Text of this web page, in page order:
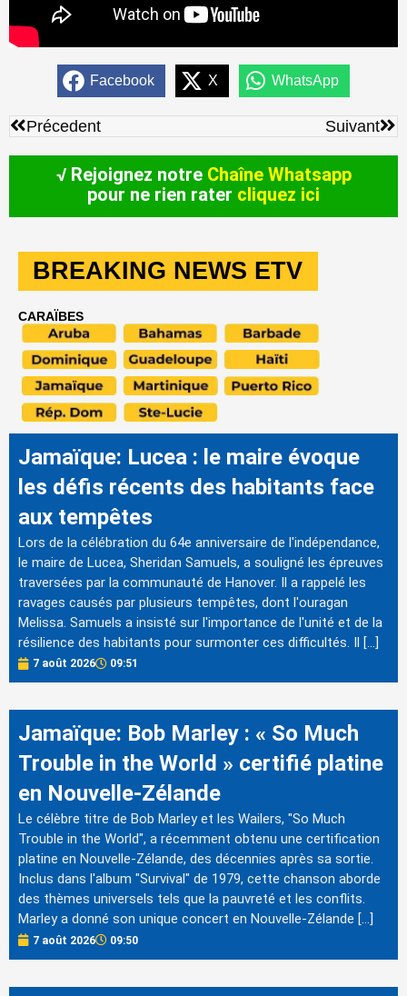
Facebook X WhatsApp
Précédent
Précedent Suivant
√ Rejoignez notre Chaîne Whatsapp
pour ne rien rater cliquez ici
BREAKING NEWS ETV
CARAÏBES
Jamaïque: Lucea : le maire évoque
les défis récents des habitants face
aux tempêtes
Lors de la célébration du 64e anniversaire de l'indépendance,
le maire de Lucea, Sheridan Samuels, a souligné les épreuves
traversées par la communauté de Hanover. Il a rappelé les
ravages causés par plusieurs tempêtes, dont l'ouragan
Melissa. Samuels a insisté sur l'importance de l'unité et de la
résilience des habitants pour surmonter ces difficultés. Il […]
7 août 2026 09:51
Jamaïque: Bob Marley : « So Much
Trouble in the World » certifié platine
en Nouvelle-Zélande
Le célèbre titre de Bob Marley et les Wailers, "So Much
Trouble in the World", a récemment obtenu une certification
platine en Nouvelle-Zélande, des décennies après sa sortie.
Inclus dans l'album "Survival" de 1979, cette chanson aborde
des thèmes universels tels que la pauvreté et les conflits.
Marley a donné son unique concert en Nouvelle-Zélande […]
7 août 2026 09:50